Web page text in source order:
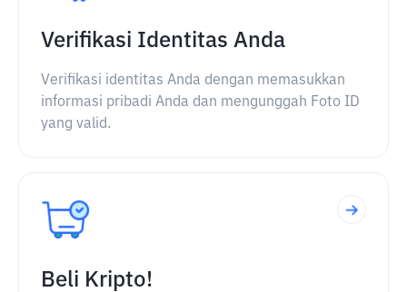
Verifikasi Identitas Anda
Verifikasi identitas Anda dengan memasukkan
informasi pribadi Anda dan mengunggah Foto ID
yang valid.
Beli Kripto!